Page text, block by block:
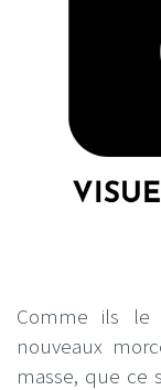
Comme ils le
nouveaux
masse, que ce